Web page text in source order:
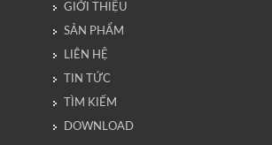
GIỚI THIỆU
SẢN PHẨM
LIÊN HỆ
TIN TỨC
TÌM KIẾM
DOWNLOAD